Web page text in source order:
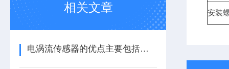
相关文章
电涡流传感器的优点主要包括哪几点？
安装